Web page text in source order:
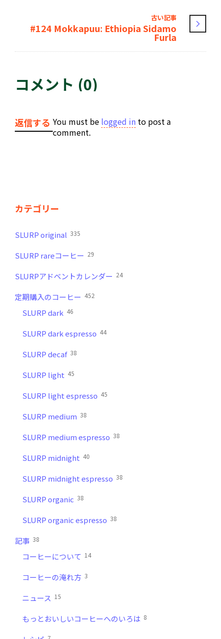
古い記事
#124 Mokkapuu: Ethiopia Sidamo
Furla
コメント (0)
返信する You must be logged in to post a
comment.
カテゴリー
SLURP original 335
SLURP rareコーヒー 29
SLURPアドベントカレンダー 24
定期購入のコーヒー 452
SLURP dark 46
SLURP dark espresso 44
SLURP decaf 38
SLURP light 45
SLURP light espresso 45
SLURP medium 38
SLURP medium espresso 38
SLURP midnight 40
SLURP midnight espresso 38
SLURP organic 38
SLURP organic espresso 38
記事 38
コーヒーについて 14
コーヒーの淹れ方 3
ニュース 15
もっとおいしいコーヒーへのいろは 8